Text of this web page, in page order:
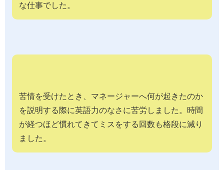
な仕事でした。
苦情を受けたとき、マネージャーへ何が起きたのか
を説明する際に英語力のなさに苦労しました。時間
が経つほど慣れてきてミスをする回数も格段に減り
ました。